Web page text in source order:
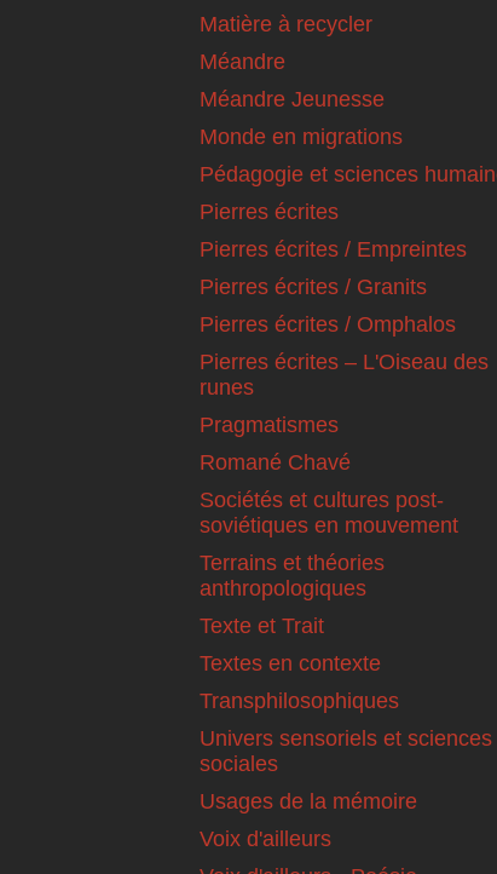
Matière à recycler
Méandre
Méandre Jeunesse
Monde en migrations
Pédagogie et sciences
Pierres écrites
Pierres écrites / Empreintes
Pierres écrites / Granits
Pierres écrites / Omphalos
Pierres écrites – L'Oiseau des
runes
Pragmatismes
Romané Chavé
Sociétés et cultures post-
soviétiques en mouvement
Terrains et théories
anthropologiques
Texte et Trait
Textes en contexte
Transphilosophiques
Univers sensoriels et sciences
sociales
Usages de la mémoire
Voix d'ailleurs